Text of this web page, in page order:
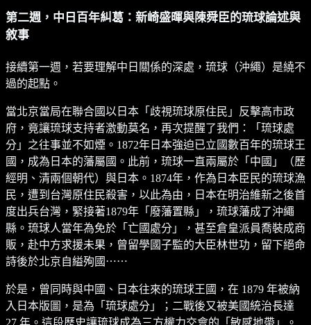
第二週，中日百年糾葛：新崎盛暉與陳舜臣的琉球論述與
敘事
接續第一週，若要理解中日關係的深處，琉球（沖繩）是繞不
過的起點。
當北京當局在聯合國以日本「歧視琉球原住民」反擊高市政
府，竟讓琉球支持者激動莫名，再次提醒了我們：「琉球處
分」之往事並不如煙。1872年日本強迫已立國數百年的琉球王
國，成為日本的藩屬國。此前，琉球一直兩屬於「中國」（歷
經明、清兩個朝代）與日本。1874年，作為日本臣民的琉球漁
民，遭到台灣原住民殺害，以此為由，日本在明治維新之後首
度出兵台灣，緊接著1879年「廢藩置縣」，琉球藩成了沖繩
縣。琉球人當年為免於「亡國處分」，甚至倉皇派員喬裝成商
販，赴中方求援未果，曾留學國子監的大臣林世功，留下絕命
詩後於北京自縊殉國⋯⋯
於是，曾同時與中國、日本往來的琉球王國，在 1879 年被納
入日本版圖，是為「琉球處分」；二戰後又被美國統治長達